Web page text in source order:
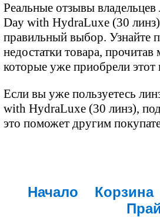
Реальные отзывы
Day with HydraLuxe (30
правильный выбор. Узнайте
недостатки товара,
которые уже приобрели этот
Если вы уже пользуетесь
with HydraLuxe (30 линз),
это поможет другим
Начало Корзина